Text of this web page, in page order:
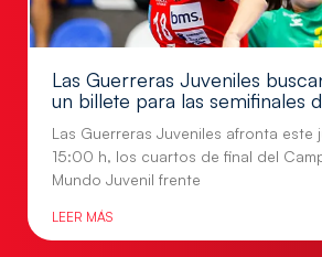
Las Guerreras Juveniles
un billete para las semifinales
Las Guerreras Juveniles afronta este
15:00 h, los cuartos de final del
Mundo Juvenil frente
LEER MÁS